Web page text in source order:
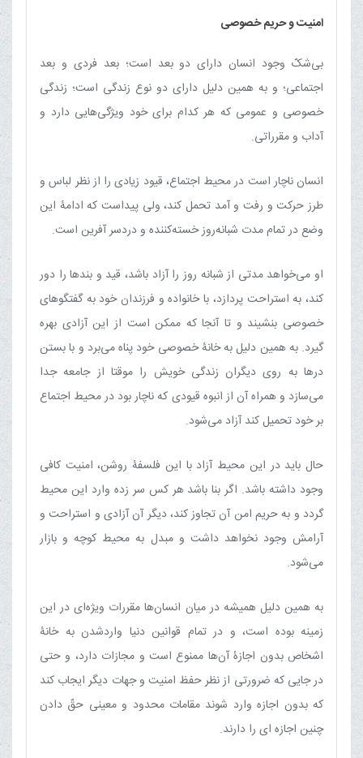
امنیت و حریم خصوصی
بی‌شکّ وجود انسان دارای دو بعد است؛ بعد فردی و بعد
اجتماعی؛ و به همین دلیل دارای دو نوع زندگی است؛ زندگی
خصوصی و عمومی که هر کدام برای خود ویژگی‌هایی دارد و
آداب و مقرراتی.
انسان ناچار است در محیط اجتماع، قیود زیادی را از نظر لباس و
طرز حرکت و رفت و آمد تحمل کند، ولی پیداست که ادامۀ این
وضع در تمام مدت شبانه‌روز خسته‌کننده و دردسر آفرین است.
او می‌خواهد مدتی از شبانه روز را آزاد باشد، قید و بندها را دور
کند، به استراحت پردازد، با خانواده و فرزندان خود به گفتگوهای
خصوصی بنشیند و تا آنجا که ممکن است از این آزادی بهره
گیرد. به همین دلیل به خانۀ خصوصی خود پناه می‌برد و با بستن
درها به روی دیگران زندگی خویش را موقتا از جامعه جدا
می‌سازد و همراه آن از انبوه قیودی که ناچار بود در محیط اجتماع
بر خود تحمیل کند آزاد می‌شود.
حال باید در این محیط آزاد با این فلسفۀ روشن، امنیت کافی
وجود داشته باشد. اگر بنا باشد هر کس سر زده وارد این محیط
گردد و به حریم امن آن تجاوز کند، دیگر آن آزادی و استراحت و
آرامش وجود نخواهد داشت و مبدل به محیط کوچه و بازار
می‌شود.
به همین دلیل همیشه در میان انسان‌ها مقررات ویژه‌ای در این
زمینه بوده است، و در تمام قوانین دنیا واردشدن به خانۀ
اشخاص بدون اجازۀ آن‌ها ممنوع است و مجازات دارد، و حتی
در جایی که ضرورتی از نظر حفظ امنیت و جهات دیگر ایجاب کند
که بدون اجازه وارد شوند مقامات محدود و معینی حقّ دادن
چنین اجازه ‏ای را دارند.